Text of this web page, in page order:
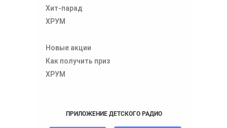
Хит-парад
ХРУМ
Новые акции
Как получить приз
ХРУМ
ПРИЛОЖЕНИЕ ДЕТСКОГО РАДИО